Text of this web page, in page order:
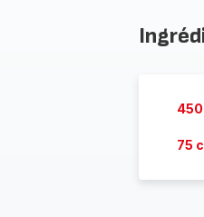
450
75